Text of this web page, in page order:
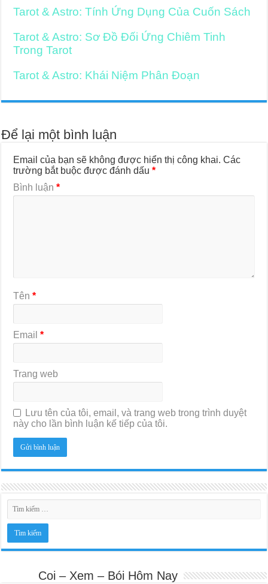
Tarot & Astro: Tính Ứng Dụng Của Cuốn Sách
Tarot & Astro: Sơ Đồ Đối Ứng Chiêm Tinh
Trong Tarot
Tarot & Astro: Khái Niệm Phân Đoạn
Để lại một bình luận
Email của bạn sẽ không được hiển thị công khai. Các
trường bắt buộc được đánh dấu*
Bình luận*
Tên*
Email*
Trang web
Lưu tên của tôi, email, và trang web trong trình duyệt
này cho lần bình luận kế tiếp của tôi.
Coi – Xem – Bói Hôm Nay